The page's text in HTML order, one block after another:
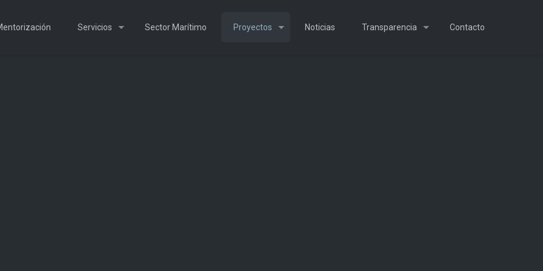
Servicios Sector Marítimo Proyectos Noticias Transparencia Contacto